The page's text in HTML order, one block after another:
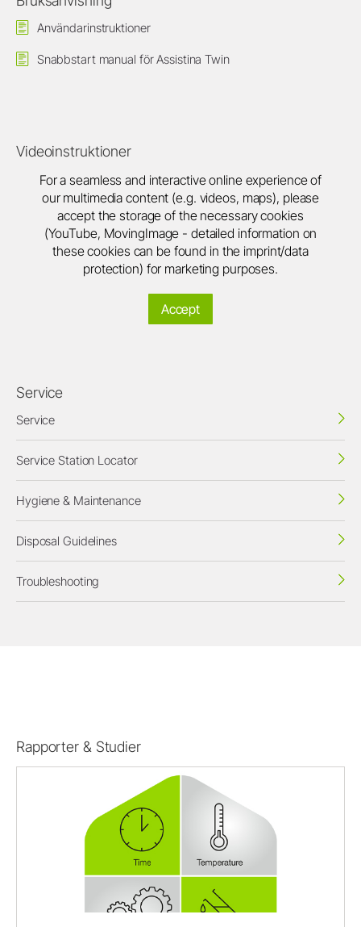
Användarinstruktioner
Snabbstart manual för Assistina Twin
Videoinstruktioner
For a seamless and interactive online experience of
our multimedia content (e.g. videos, maps), please
accept the storage of the necessary cookies
(YouTube, MovingImage - detailed information on
these cookies can be found in the imprint/data
protection) for marketing purposes.
Accept
Service
Service
Service Station Locator
Hygiene & Maintenance
Disposal Guidelines
Troubleshooting
Rapporter & Studier